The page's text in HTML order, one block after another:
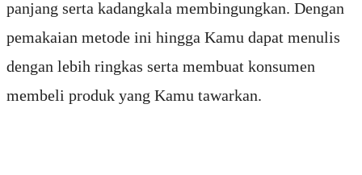
panjang serta kadangkala membingungkan. Dengan
pemakaian metode ini hingga Kamu dapat menulis
dengan lebih ringkas serta membuat konsumen
membeli produk yang Kamu tawarkan.